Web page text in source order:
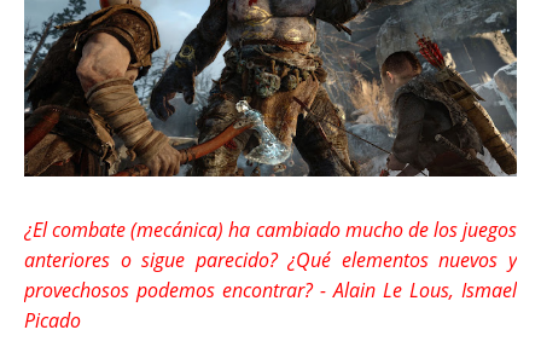
¿El combate (mecánica) ha cambiado mucho de los juegos
anteriores o sigue parecido? ¿Qué elementos nuevos y
provechosos podemos encontrar? - Alain Le Lous, Ismael
Picado